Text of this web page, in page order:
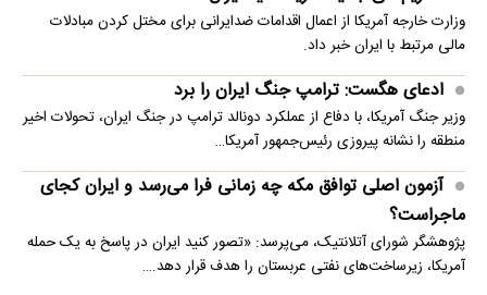
وزارت خارجه آمریکا از اعمال اقدامات ضدایرانی برای مختل کردن مبادلات
مالی مرتبط با ایران خبر داد.
ادعای هگست: ترامپ جنگ ایران را برد
وزیر جنگ آمریکا، با دفاع از عملکرد دونالد ترامپ در جنگ ایران، تحولات اخیر
منطقه را نشانه پیروزی رئیس‌جمهور آمریکا…
آزمون اصلی توافق مکه چه زمانی فرا می‌رسد و ایران کجای
ماجراست؟
پژوهشگر شورای آتلانتیک، می‌پرسد: «تصور کنید ایران در پاسخ به یک حمله
آمریکا، زیرساخت‌های نفتی عربستان را هدف قرار دهد.…